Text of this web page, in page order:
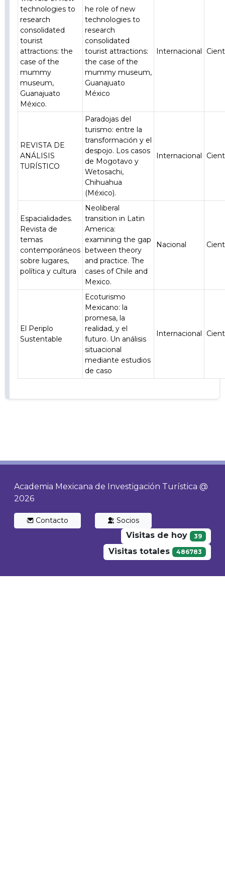
technologies to
research
consolidated
tourist
attractions: the
case of the
mummy
museum,
Guanajuato
México.
he role of new
technologies to
research
consolidated
tourist attractions:
the case of the
mummy museum,
Guanajuato
México
Internacional
REVISTA DE
ANÁLISIS
TURÍSTICO
Paradojas del
turismo: entre la
transformación y el
despojo. Los casos
de Mogotavo y
Wetosachi,
Chihuahua
(México).
Internacional
Espacialidades.
Revista de
temas
contemporáneos
sobre lugares,
política y cultura
Neoliberal
transition in Latin
America:
examining the gap
between theory
and practice. The
cases of Chile and
Mexico.
Nacional
El Periplo
Sustentable
Ecoturismo
Mexicano: la
promesa, la
realidad, y el
futuro. Un análisis
situacional
mediante estudios
de caso
Internacional
Academia Mexicana de Investigación Turística @
2026
Contacto Socios
Visitas de hoy 39
Visitas totales 486783